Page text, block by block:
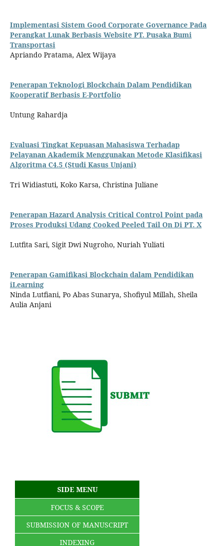
Implementasi Sistem Good Corporate Governance Pada
Perangkat Lunak Berbasis Website PT. Pusaka Bumi
Transportasi
Apriando Pratama, Alex Wijaya
Penerapan Teknologi Blockchain Dalam Pendidikan
Kooperatif Berbasis E-Portfolio
Untung Rahardja
Evaluasi Tingkat Kepuasan Mahasiswa Terhadap
Pelayanan Akademik Menggunakan Metode Klasifikasi
Algoritma C4.5 (Studi Kasus Unjani)
Tri Widiastuti, Koko Karsa, Christina Juliane
Penerapan Hazard Analysis Critical Control Point pada
Proses Produksi Udang Cooked Peeled Tail On Di PT. X
Lutfita Sari, Sigit Dwi Nugroho, Nuriah Yuliati
Penerapan Gamifikasi Blockchain dalam Pendidikan
iLearning
Ninda Lutfiani, Po Abas Sunarya, Shofiyul Millah, Sheila
Aulia Anjani
SIDE MENU
FOCUS & SCOPE
SUBMISSION OF MANUSCRIPT
INDEXING